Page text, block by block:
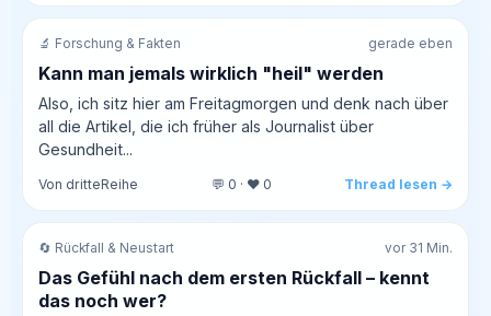
🔬 Forschung & Fakten gerade eben
Kann man jemals wirklich "heil" werden
Also, ich sitz hier am Freitagmorgen und denk nach über
all die Artikel, die ich früher als Journalist über
Gesundheit...
Von dritteReihe 💬 0 · ❤️ 0 Thread lesen →
🔄 Rückfall & Neustart vor 31 Min.
Das Gefühl nach dem ersten Rückfall – kennt
das noch wer?